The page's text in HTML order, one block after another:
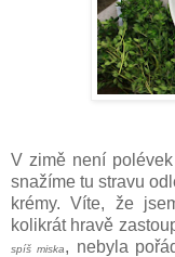
V zimě není
snažíme tu stravu
krémy. Víte, že
kolikrát hravě
spíš miska, nebyla